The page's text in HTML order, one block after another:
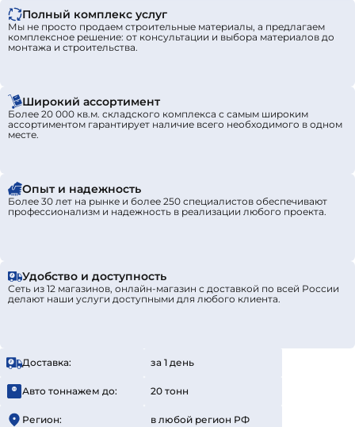
Полный комплекс услуг
Мы не просто продаем строительные материалы, а предлагаем
комплексное решение: от консультации и выбора материалов до
монтажа и строительства.
Широкий ассортимент
Более 20 000 кв.м. складского комплекса с самым широким
ассортиментом гарантирует наличие всего необходимого в одном
месте.
Опыт и надежность
Более 30 лет на рынке и более 250 специалистов обеспечивают
профессионализм и надежность в реализации любого проекта.
Удобство и доступность
Сеть из 12 магазинов, онлайн-магазин с доставкой по всей России
делают наши услуги доступными для любого клиента.
Доставка: за 1 день
Авто тоннажем до: 20 тонн
Регион: в любой регион РФ